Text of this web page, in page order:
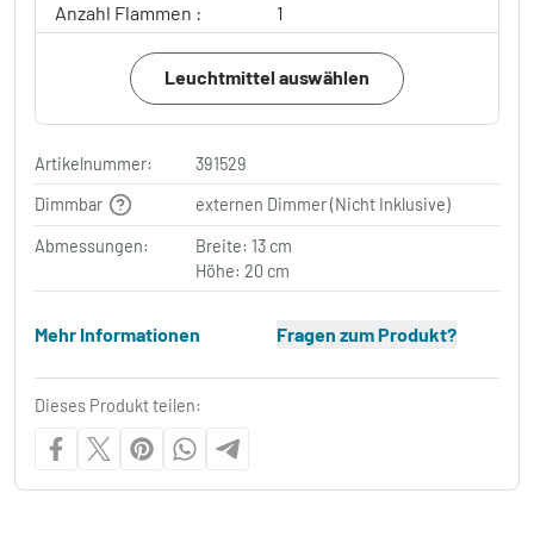
Anzahl Flammen :
1
Leuchtmittel auswählen
Artikelnummer:
391529
Dimmbar
externen Dimmer (Nicht Inklusive)
Abmessungen:
Breite: 13 cm
Höhe: 20 cm
Mehr Informationen Fragen zum Produkt?
Dieses Produkt teilen: